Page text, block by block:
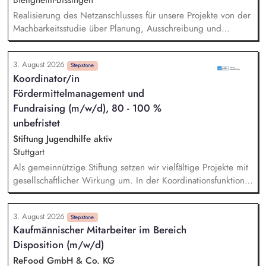
an den Sustainable Development Goals der Vereinten
Nationen.
Realisierung des Netzanschlusses für unsere Projekte von der
Machbarkeitsstudie über Planung, Ausschreibung und
Vergabe, die Bauleitung und -koordination bis zur Abnahme
der Leistungen und deren Übergabe an den Investor.
Technische Verhandlungen mit den Netzbetreibern zum
Netzanschluss und Sicherstellung der geltenden
Anschlussbedingungen und Vorschriften. Ansprechpartner:in
für alle Fragen rund um die elektrische Infrastruktur
(Umspannwerke, Kabeltrassen, Freileitungen) sowie
Netzanschlüsse. Abstimmung und Koordination mit internen
Fachabteilungen sowie externen Stakeholdern
3. August 2026 Stepstone
Koordinator/in
Fördermittelmanagement und
Fundraising (m/w/d), 80 - 100 %
unbefristet
Stiftung Jugendhilfe aktiv
Stuttgart
Als gemeinnützige Stiftung setzen wir vielfältige Projekte mit
gesellschaftlicher Wirkung um. In der Koordinationsfunktion
stellst du die Beschaffung von Drittmitteln sicher, sorgst für
die zweckgerechte Verwendung und ermöglichst, dass
Spenden und Fördermittel wirkungsvoll eingesetzt werden. -
Marktsondierung bestehender und geeigneter neuer
Fördermittel - Begleitung unserer Pädagogik bei
Förderanträgen - Sicherstellen von Mittelbeantragung,
3. August 2026 Stepstone
Kaufmännischer Mitarbeiter im Bereich
Disposition (m/w/d)
ReFood GmbH & Co. KG